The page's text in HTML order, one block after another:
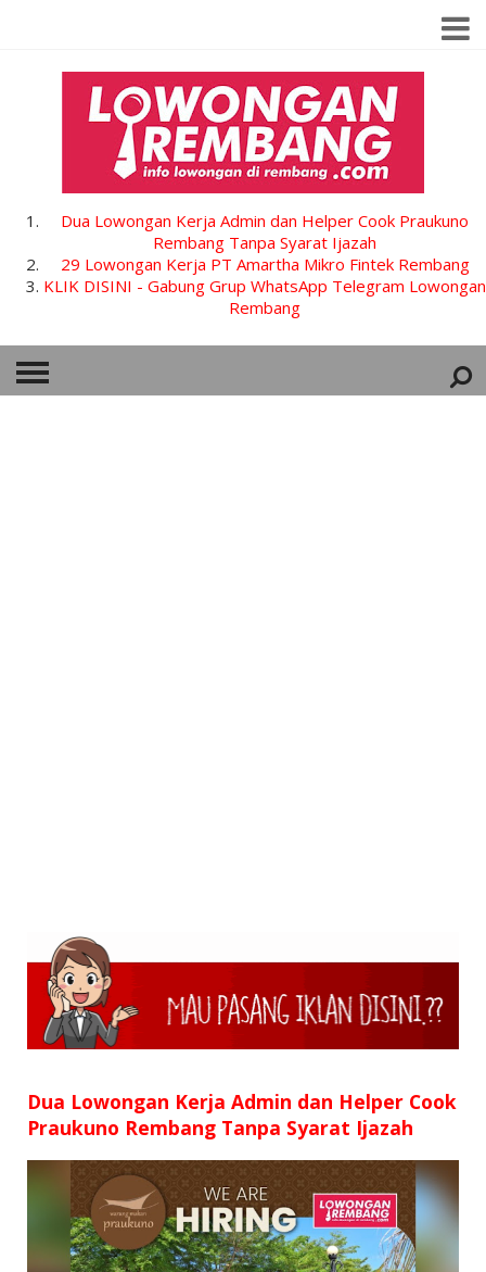
Dua Lowongan Kerja Admin dan Helper Cook Praukuno
Rembang Tanpa Syarat Ijazah
29 Lowongan Kerja PT Amartha Mikro Fintek Rembang
KLIK DISINI - Gabung Grup WhatsApp Telegram Lowongan
Rembang
Dua Lowongan Kerja Admin dan Helper Cook
Praukuno Rembang Tanpa Syarat Ijazah